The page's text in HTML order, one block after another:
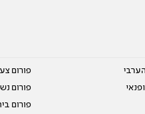
פורום
פורום
פורום